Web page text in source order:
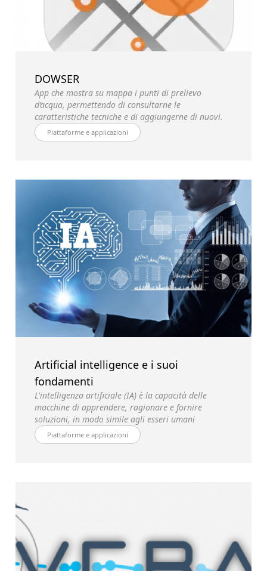
DOWSER
App che mostra su mappa i punti di prelievo
d’acqua, permettendo di consultarne le
caratteristiche tecniche e di aggiungerne di nuovi.
Piattaforme e applicazioni
Artificial intelligence e i suoi
fondamenti
L'intelligenza artificiale (IA) è la capacità delle
macchine di apprendere, ragionare e fornire
soluzioni, in modo simile agli esseri umani
Piattaforme e applicazioni